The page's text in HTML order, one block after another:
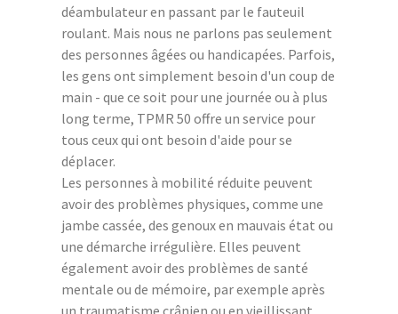
déambulateur en passant par le fauteuil
roulant. Mais nous ne parlons pas seulement
des personnes âgées ou handicapées. Parfois,
les gens ont simplement besoin d'un coup de
main - que ce soit pour une journée ou à plus
long terme, TPMR 50 offre un service pour
tous ceux qui ont besoin d'aide pour se
déplacer.
Les personnes à mobilité réduite peuvent
avoir des problèmes physiques, comme une
jambe cassée, des genoux en mauvais état ou
une démarche irrégulière. Elles peuvent
également avoir des problèmes de santé
mentale ou de mémoire, par exemple après
un traumatisme crânien ou en vieillissant.